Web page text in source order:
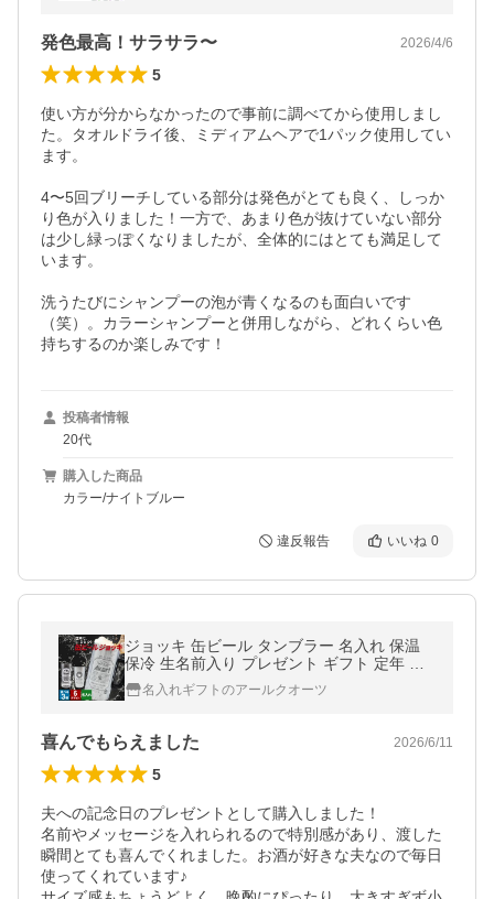
発色最高！サラサラ〜 2026/4/6
5
使い方が分からなかったので事前に調べてから使用しまし
た。タオルドライ後、ミディアムヘアで1パック使用してい
ます。
4〜5回ブリーチしている部分は発色がとても良く、しっか
り色が入りました！一方で、あまり色が抜けていない部分
は少し緑っぽくなりましたが、全体的にはとても満足して
います。
洗うたびにシャンプーの泡が青くなるのも面白いです
（笑）。カラーシャンプーと併用しながら、どれくらい色
持ちするのか楽しみです！
投稿者情報
20代
購入した商品
カラー/ナイトブルー
違反報告 いいね 0
ジョッキ 缶ビール タンブラー 名入れ 保温
保冷 生名前入り プレゼント ギフト 定年 退
職 還暦祝い 退職祝い 誕生日 卒業 男性 女性
結婚祝い 敬老の日
名入れギフトのアールクオーツ
喜んでもらえました 2026/6/11
5
夫への記念日のプレゼントとして購入しました！
名前やメッセージを入れられるので特別感があり、渡した
瞬間とても喜んでくれました。お酒が好きな夫なので毎日
使ってくれています♪